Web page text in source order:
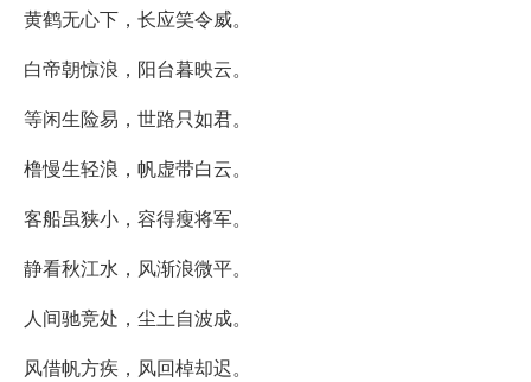
黄鹤无心下，长应笑令威。
白帝朝惊浪，阳台暮映云。
等闲生险易，世路只如君。
橹慢生轻浪，帆虚带白云。
客船虽狭小，容得瘦将军。
静看秋江水，风渐浪微平。
人间驰竞处，尘土自波成。
风借帆方疾，风回棹却迟。